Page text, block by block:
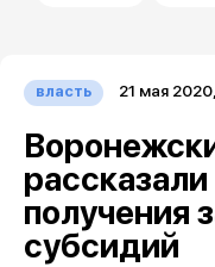
власть 21 мая
получения
субсидий